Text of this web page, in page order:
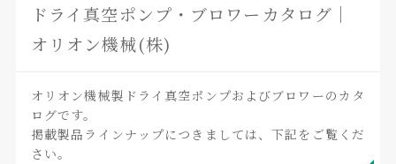
ドライ真空ポンプ・ブロワーカタログ｜
オリオン機械(株)
オリオン機械製ドライ真空ポンプおよびブロワーのカタ
ログです。
掲載製品ラインナップにつきましては、下記をご覧くだ
さい。